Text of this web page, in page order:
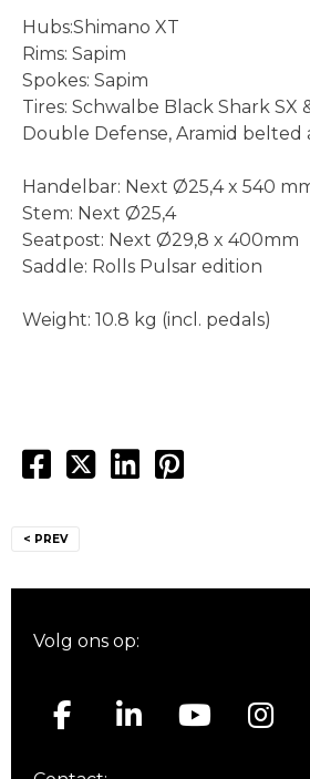
Hubs:Shimano XT
Rims: Sapim
Spokes: Sapim
Tires: Schwalbe Black Shark SX
Double Defense, Aramid belted
Handelbar: Next Ø25,4 x 540
Stem: Next Ø25,4
Seatpost: Next Ø29,8 x 400mm
Saddle: Rolls Pulsar edition
Weight: 10.8 kg (incl. pedals)
navigatie
< PREV
Volg ons op: